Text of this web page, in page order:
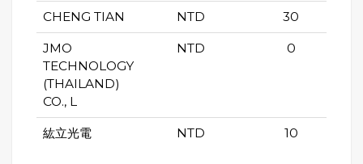
CHENG TIAN NTD 30
JMO
TECHNOLOGY
(THAILAND)
CO., L
NTD 0
紘立光電 NTD 10